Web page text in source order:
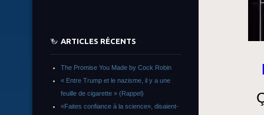
ARTICLES RÉCENTS
The Promise You Made by Cock Robin
« Entre Trump et le nazisme, il y a une
feuille de cigarette » (Rappel)
«Faites confiance à la science», disaient-